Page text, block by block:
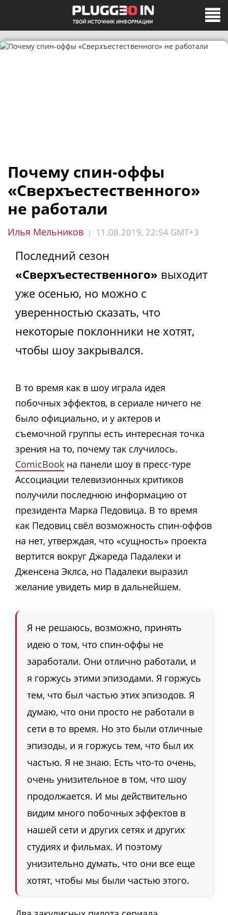
Почему спин-оффы
«Сверхъестественного»
не работали
Илья Мельников | 11.08.2019, 22:54 GMT+3
Последний сезон
«Сверхъестественного» выходит
уже осенью, но можно с
уверенностью сказать, что
некоторые поклонники не хотят,
чтобы шоу закрывался.
В то время как в шоу играла идея
побочных эффектов, в сериале ничего не
было официально, и у актеров и
съемочной группы есть интересная точка
зрения на то, почему так случилось.
ComicBook на панели шоу в пресс-туре
Ассоциации телевизионных критиков
получили последнюю информацию от
президента Марка Педовица. В то время
как Педовиц свёл возможность спин-оффов
на нет, утверждая, что «сущность» проекта
вертится вокруг Джареда Падалеки и
Дженсена Эклса, но Падалеки выразил
желание увидеть мир в дальнейшем.
Я не решаюсь, возможно, принять
идею о том, что спин-оффы не
заработали. Они отлично работали, и
я горжусь этими эпизодами. Я горжусь
тем, что был частью этих эпизодов. Я
думаю, что они просто не работали в
сети в то время. Но это были отличные
эпизоды, и я горжусь тем, что был их
частью. Я не знаю. Есть что-то очень,
очень унизительное в том, что шоу
продолжается. И мы действительно
видим много побочных эффектов в
нашей сети и других сетях и других
студиях и фильмах. И поэтому
унизительно думать, что они все еще
хотят, чтобы мы были частью этого.